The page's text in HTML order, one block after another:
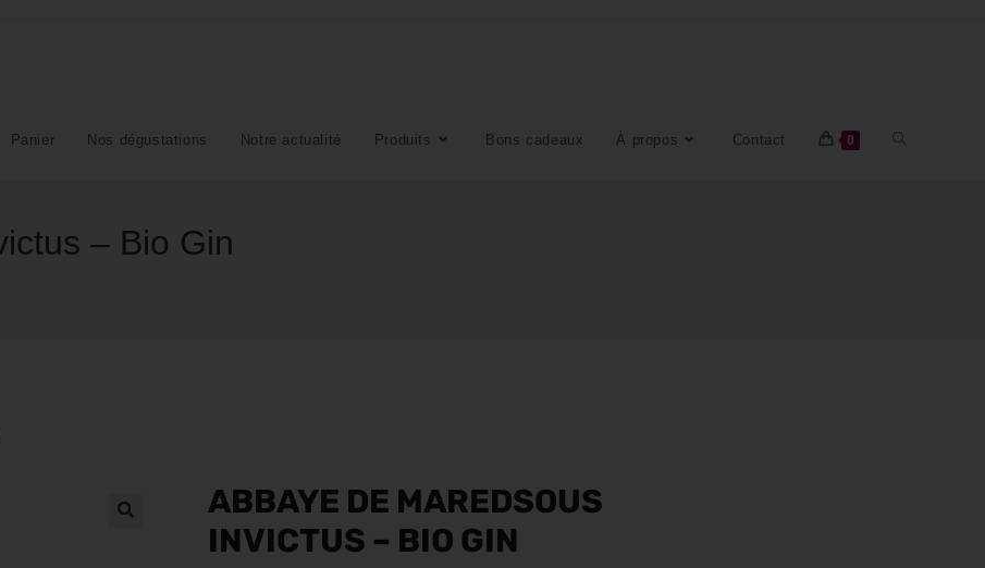
Panier Nos dégustations Notre actualité Produits Bons cadeaux À propos Contact 0
– Bio Gin
ABBAYE DE MAREDSOUS
INVICTUS – BIO GIN